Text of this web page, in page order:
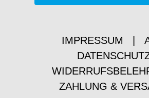
IMPRESSUM
ZAHLUNG &